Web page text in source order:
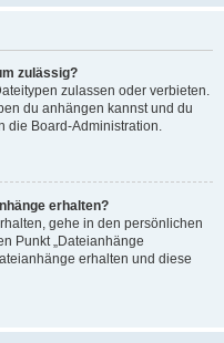
zulässig?
zulassen oder verbieten.
du anhängen kannst und du
die Board-Administration.
erhalten?
gehe in den persönlichen
Punkt „Dateianhänge
erhalten und diese